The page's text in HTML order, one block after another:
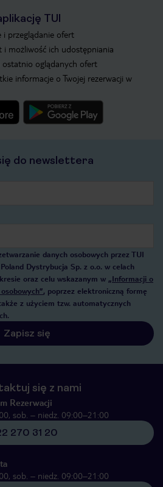
TUI
i przeglądanie ofert
możliwość ich udostępniania
oglądanych ofert
informacje o Twojej rezerwacji w
do newslettera
danych osobowych przez TUI
Dystrybucja Sp. z o.o. w celach
oraz celu wskazanym w „Informacji o
, poprzez elektroniczną formę
z użyciem tzw. automatycznych
Zapisz się
się z nami
Rezerwacji
sob. – niedz. 09:00–21:00
270 31 20
sob. – niedz. 09:00–21:00